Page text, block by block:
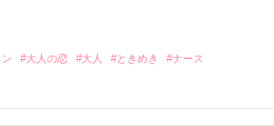
#大人の恋 #大人 #ときめき #ナース